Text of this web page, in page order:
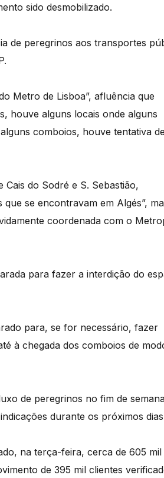
sido desmobilizado.
de peregrinos aos transportes
Metro de Lisboa”, afluência que
houve alguns locais onde alguns
comboios, houve tentativa
Cais do Sodré e S. Sebastião,
se encontravam em Algés”,
coordenada com o
para fazer a interdição do
para, se for necessário, fazer
à chegada dos comboios de
de peregrinos no fim de
durante os próximos
na terça-feira, cerca de 605 mil
de 395 mil clientes